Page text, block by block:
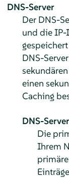
DNS-Server
Der DNS-
und die
DNS-
einen
Caching
DNS-
Die
Ihrem